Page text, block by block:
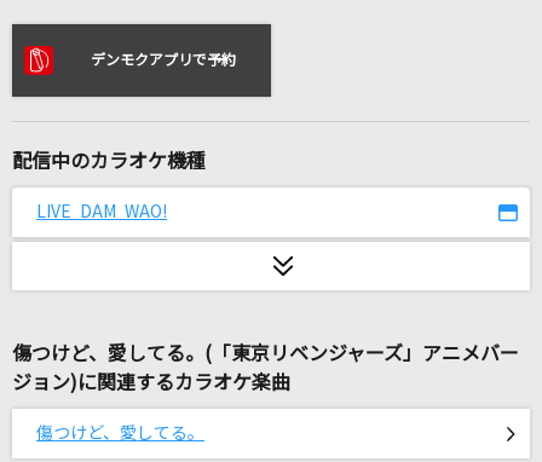
MAISONdes
スパークル [original ver.]
RADWIMPS
Talking Box (Dirty Pop Remix)
Eve
デンモクアプリで予約
配信中のカラオケ機種
LIVE DAM WAO!
傷つけど、愛してる。(「東京リベンジャーズ」アニメバー
ジョン)に関連するカラオケ楽曲
傷つけど、愛してる。